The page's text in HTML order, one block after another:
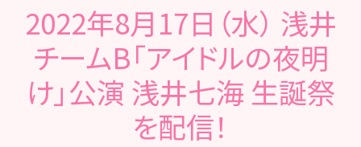
2022年8月17日（水） 浅井
チームB「アイドルの夜明
け」公演 浅井七海 生誕祭
を配信！